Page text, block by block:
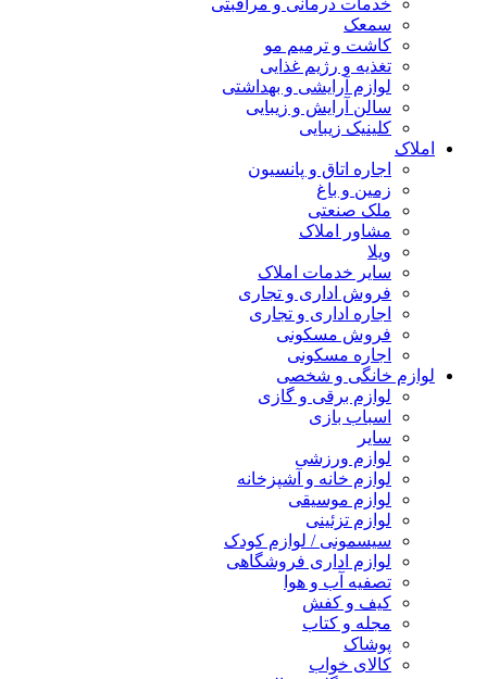
خدمات درمانی و مراقبتی
سمعک
کاشت و ترمیم مو
تغذیه و رژیم غذایی
لوازم آرایشی و بهداشتی
سالن آرایش و زیبایی
کلینیک زیبایی
املاک
اجاره اتاق و پانسیون
زمین و باغ
ملک صنعتی
مشاور املاک
ویلا
سایر خدمات املاک
فروش اداری و تجاری
اجاره اداری و تجاری
فروش مسکونی
اجاره مسکونی
لوازم خانگی و شخصی
لوازم برقی و گازی
اسباب بازی
سایر
لوازم ورزشی
لوازم خانه و آشپزخانه
لوازم موسیقی
لوازم تزئینی
سیسمونی / لوازم کودک
لوازم اداری فروشگاهی
تصفیه آب و هوا
کیف و کفش
مجله و کتاب
پوشاک
کالای خواب